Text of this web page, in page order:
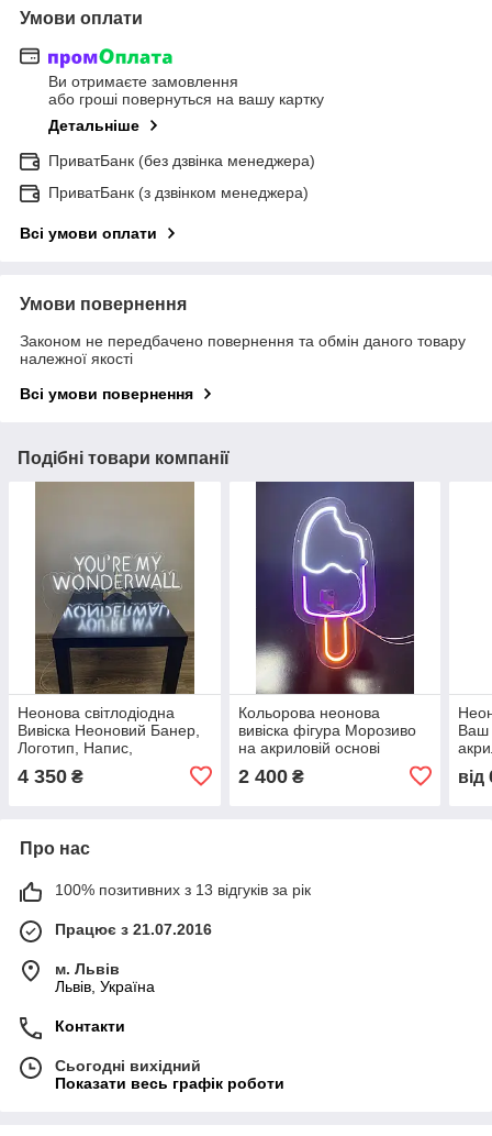
Умови оплати
Ви отримаєте замовлення
або гроші повернуться на вашу картку
Детальніше
ПриватБанк (без дзвінка менеджера)
ПриватБанк (з дзвінком менеджера)
Всі умови оплати
Умови повернення
Законом не передбачено повернення та обмін даного товару
належної якості
Всі умови повернення
Подібні товари компанії
Неонова світлодіодна
Вивіска Неоновий Банер,
Логотип, Напис,
Світильник, Гнучкий неон
на акриловій основі.
4 350 ₴
Кольорова неонова
вивіска фігура Морозиво
на акриловій основі
2 400₴
Ваш
від
Про нас
100% позитивних з 13 відгуків за рік
Працює з 21.07.2016
м. Львів
Львів, Україна
Контакти
Сьогодні вихідний
Показати весь графік роботи